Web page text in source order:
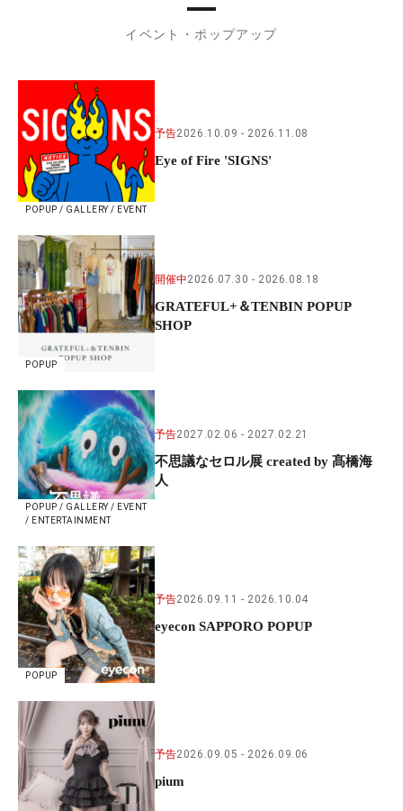
イベント・ポップアップ
POPUP / GALLERY / EVENT
予告2026.10.09 2026.11.08
Eye of Fire 'SIGNS'
POPUP
開催中2026.07.30 2026.08.18
GRATEFUL+＆TENBIN POPUP
SHOP
POPUP / GALLERY / EVENT
/ ENTERTAINMENT
予告2027.02.06 2027.02.21
不思議なセロル展 created by 髙橋海
人
POPUP
予告2026.09.11 2026.10.04
eyecon SAPPORO POPUP
予告2026.09.05 2026.09.06
pium